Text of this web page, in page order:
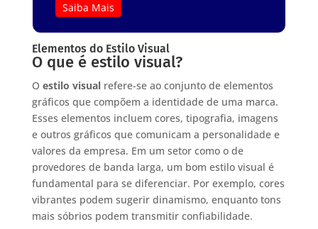
Saiba Mais
Elementos do Estilo Visual
O que é estilo visual?
O estilo visualrefere-se ao conjunto de elementos
gráficos que compõem a identidade de uma marca.
Esses elementos incluem cores, tipografia, imagens
e outros gráficos que comunicam a personalidade e
valores da empresa. Em um setor como o de
provedores de banda larga, um bom estilo visual é
fundamental para se diferenciar. Por exemplo, cores
vibrantes podem sugerir dinamismo, enquanto tons
mais sóbrios podem transmitir confiabilidade.